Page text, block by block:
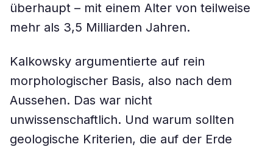
überhaupt – mit einem Alter von teilweise
mehr als 3,5 Milliarden Jahren.
Kalkowsky argumentierte auf rein
morphologischer Basis, also nach dem
Aussehen. Das war nicht
unwissenschaftlich. Und warum sollten
geologische Kriterien, die auf der Erde